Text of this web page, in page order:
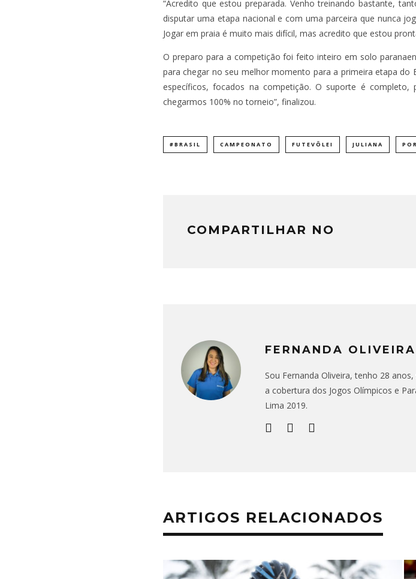
“Acredito que estou preparada. Venho treinando bastante,
disputar uma etapa nacional e com uma parceira que nunca
Jogar em praia é muito mais difícil, mas acredito que estou
O preparo para a competição foi feito inteiro em solo
para chegar no seu melhor momento para a primeira etapa
específicos, focados na competição. O suporte é completo,
chegarmos 100% no torneio”, finalizou.
#BRASIL CAMPEONATO FUTEVÔLEI JULIANA
COMPARTILHAR NO
FERNANDA OLIVEIRA
Sou Fernanda Oliveira, tenho 28
a cobertura dos Jogos Olímpicos e
Lima 2019.
ARTIGOS RELACIONADOS